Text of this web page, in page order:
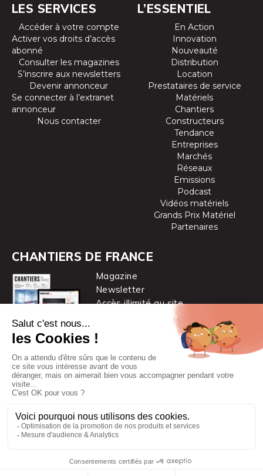
LES SERVICES
Accéder à votre compte
Activer vos droits d’accès
abonné
Consulter les magazines
S’inscrire aux newsletters
Devenir annonceur
Se connecter à l’extranet
annonceur
Nous contacter
L’ESSENTIEL
En Action
Innovation
Nouveauté
Distribution
Location
Prestataires de service
Matériels
Chantiers
Constructeurs
Tendance
Entreprises
Marchés
Réseaux
Emissions
Podcast
Vidéos matériels
Grands Prix Matériel
Partenaires
CHANTIERS DE FRANCE
Magazine
Newsletter
Accès illimité au site
Chantiers de France est une marque
| Mentions légales